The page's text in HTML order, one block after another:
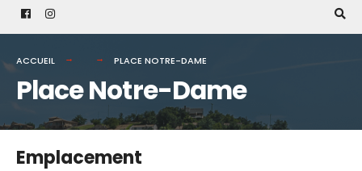
ACCUEIL PLACE NOTRE-DAME
Place Notre-Dame
Emplacement